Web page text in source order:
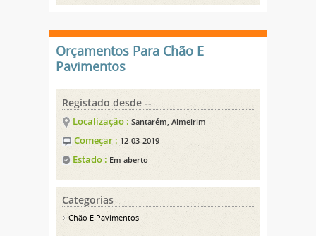
Orçamentos Para Chão E
Pavimentos
Registado desde --
Localização : Santarém, Almeirim
Começar : 12-03-2019
Estado : Em aberto
Categorias
Chão E Pavimentos